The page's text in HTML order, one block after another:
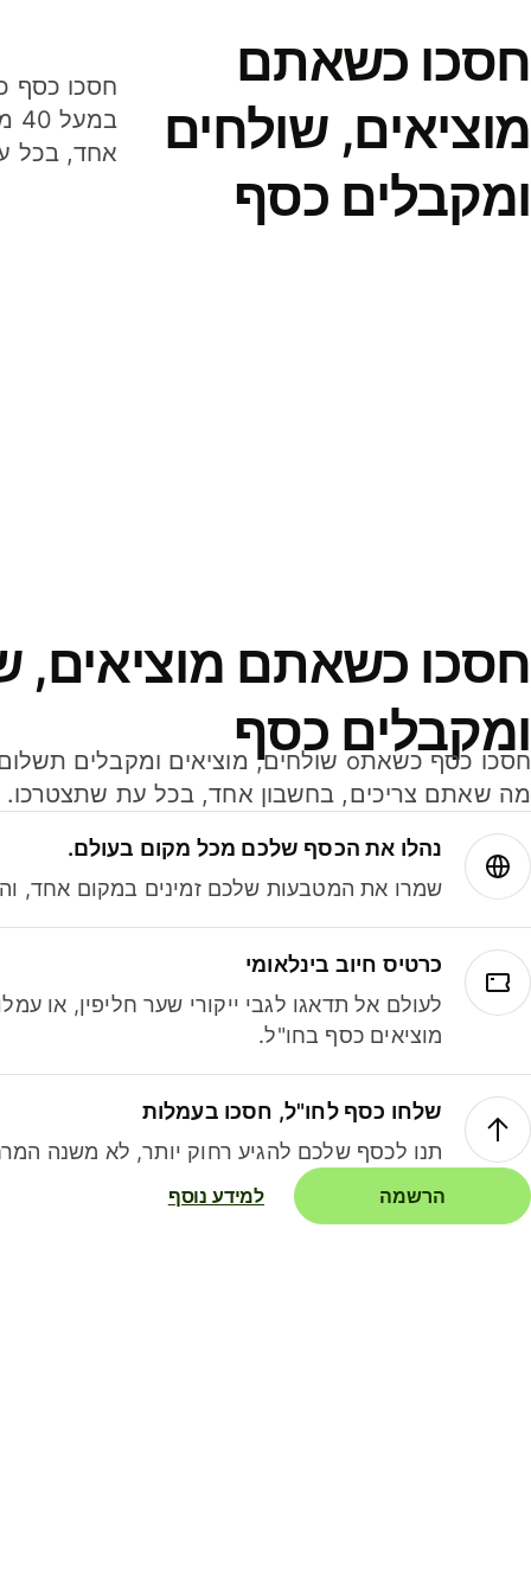
חסכו כשאתם
מוציאים, שולחים
ומקבלים כסף
אחד, בכל
חסכו כשאתם מוציאים,
ומקבלים כסף
מה שאתם צריכים, בחשבון אחד, בכל עת שתצטרכו.
נהלו את הכסף שלכם מכל מקום בעולם.
שמרו את המטבעות שלכם זמינים במקום אחד,
כרטיס חיוב בינלאומי
לעולם אל תדאגו לגבי ייקורי שער חליפין, או
מוציאים כסף בחו"ל.
שלחו כסף לחו"ל, חסכו בעמלות
תנו לכסף שלכם להגיע רחוק יותר, לא משנה
הרשמה למידע נוסף